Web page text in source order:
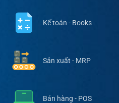
Kế toán - Books
Sản xuất - MRP
Bán hàng - POS